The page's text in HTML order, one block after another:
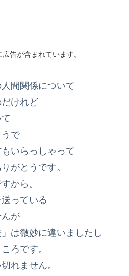
告が含まれています。
間関係について
けれど
で
いらっしゃって
がとうです。
から。
っている
が
は微妙に違いましたし
ろです。
れません。